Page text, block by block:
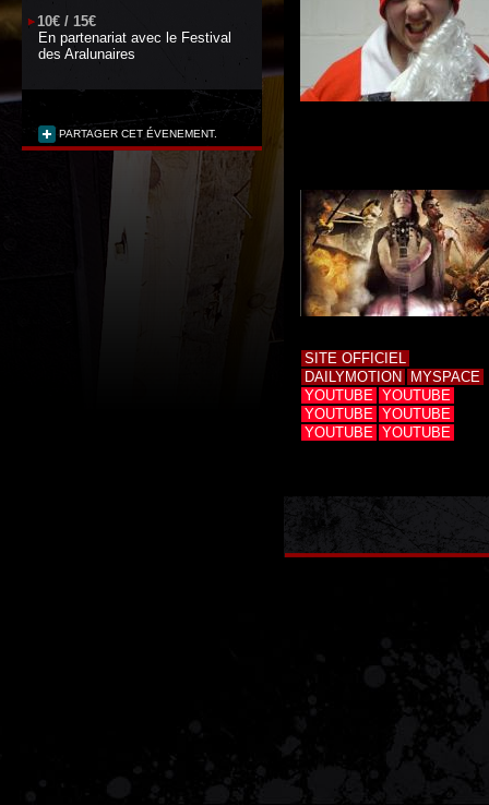
10€ / 15€
En partenariat avec le Festival
des Aralunaires
PARTAGER CET ÉVENEMENT.
SITE OFFICIEL
DAILYMOTION
MYSPACE
YOUTUBE YOUTUBE
YOUTUBE YOUTUBE
YOUTUBE YOUTUBE